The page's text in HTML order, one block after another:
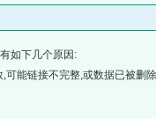
如下几个原因:
可能链接不完整,或数据已被删